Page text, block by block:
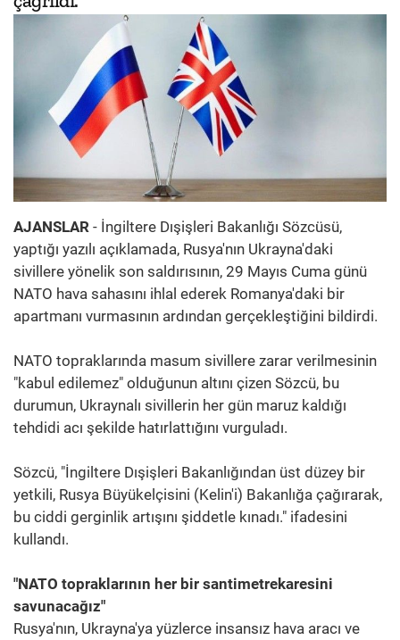
AJANSLAR - İngiltere Dışişleri Bakanlığı Sözcüsü,
yaptığı yazılı açıklamada, Rusya'nın Ukrayna'daki
sivillere yönelik son saldırısının, 29 Mayıs Cuma günü
NATO hava sahasını ihlal ederek Romanya'daki bir
apartmanı vurmasının ardından gerçekleştiğini bildirdi.
NATO topraklarında masum sivillere zarar verilmesinin
"kabul edilemez" olduğunun altını çizen Sözcü, bu
durumun, Ukraynalı sivillerin her gün maruz kaldığı
tehdidi acı şekilde hatırlattığını vurguladı.
Sözcü, "İngiltere Dışişleri Bakanlığından üst düzey bir
yetkili, Rusya Büyükelçisini (Kelin'i) Bakanlığa çağırarak,
bu ciddi gerginlik artışını şiddetle kınadı." ifadesini
kullandı.
"NATO topraklarının her bir santimetrekaresini
savunacağız"
Rusya'nın, Ukrayna'ya yüzlerce insansız hava aracı ve